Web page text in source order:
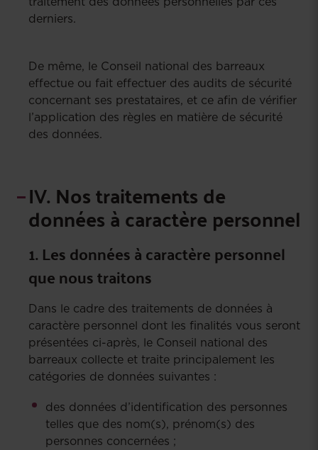
derniers.
De même, le Conseil national des barreaux
effectue ou fait effectuer des audits de sécurité
concernant ses prestataires, et ce afin de vérifier
l’application des règles en matière de sécurité
des données.
IV. Nos traitements de
données à caractère personnel
1. Les données à caractère personnel
que nous traitons
Dans le cadre des traitements de données à
caractère personnel dont les finalités vous seront
présentées ci-après, le Conseil national des
barreaux collecte et traite principalement les
catégories de données suivantes :
des données d’identification des personnes
telles que des nom(s), prénom(s) des
personnes concernées ;